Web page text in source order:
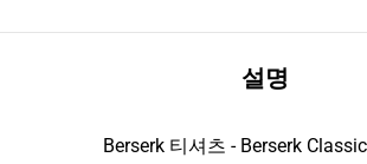
설명
Berserk 티셔츠 - Berserk